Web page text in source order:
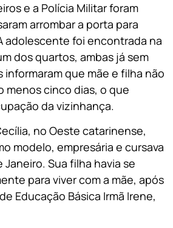
e a Polícia Militar foram
arrombar a porta para
adolescente foi encontrada na
dos quartos, ambas já sem
informaram que mãe e filha não
menos cinco dias, o que
da vizinhança.
no Oeste catarinense,
modelo, empresária e cursava
Janeiro. Sua filha havia se
para viver com a mãe, após
Educação Básica Irmã Irene,